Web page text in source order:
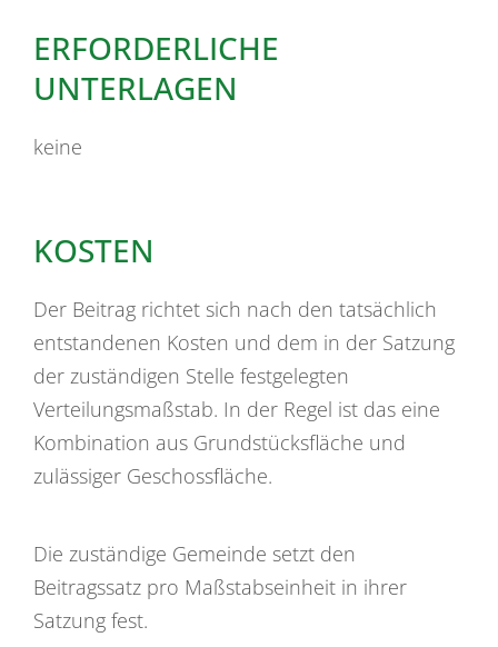
ERFORDERLICHE
UNTERLAGEN
keine
KOSTEN
Der Beitrag richtet sich nach den tatsächlich
entstandenen Kosten und dem in der Satzung
der zuständigen Stelle festgelegten
Verteilungsmaßstab. In der Regel ist das eine
Kombination aus Grundstücksfläche und
zulässiger Geschossfläche.
Die zuständige Gemeinde setzt den
Beitragssatz pro Maßstabseinheit in ihrer
Satzung fest.